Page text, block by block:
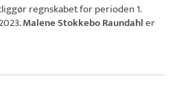
regnskabet for perioden 1.
Malene Stokkebo Raundahler